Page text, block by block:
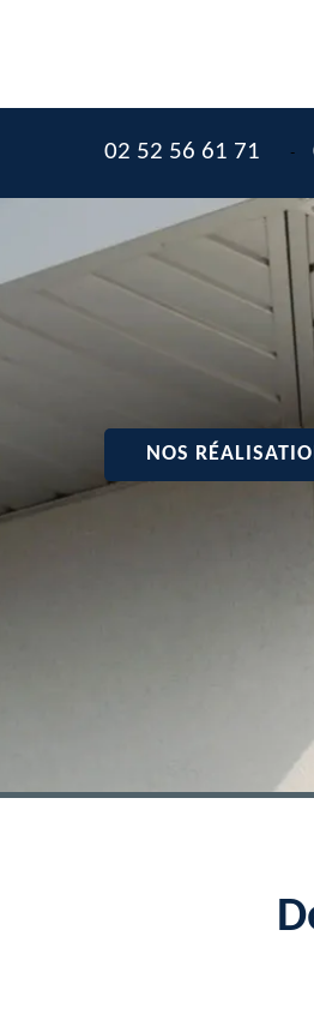
02 52 56 61 71 -
NOS